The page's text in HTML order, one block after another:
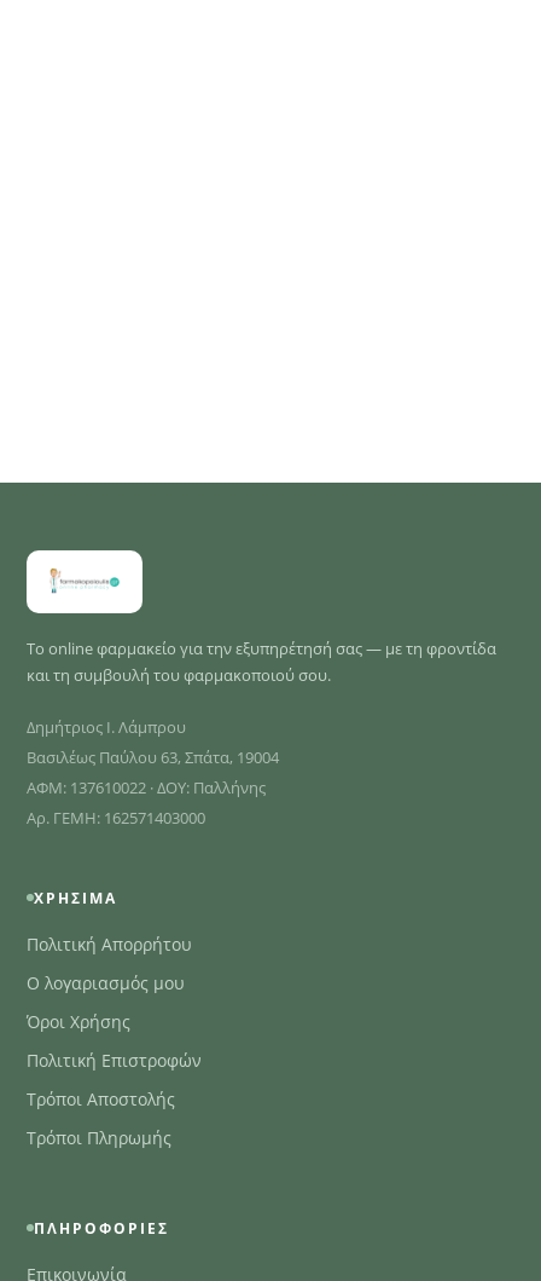
Το online φαρμακείο για την εξυπηρέτησή σας — με τη φροντίδα
και τη συμβουλή του φαρμακοποιού σου.
Δημήτριος Ι. Λάμπρου
Βασιλέως Παύλου 63, Σπάτα, 19004
ΑΦΜ: 137610022 · ΔΟΥ: Παλλήνης
Αρ. ΓΕΜΗ: 162571403000
ΧΡΉΣΙΜΑ
Πολιτική Απορρήτου
Ο λογαριασμός μου
Όροι Χρήσης
Πολιτική Επιστροφών
Τρόποι Αποστολής
Τρόποι Πληρωμής
ΠΛΗΡΟΦΟΡΊΕΣ
Επικοινωνία